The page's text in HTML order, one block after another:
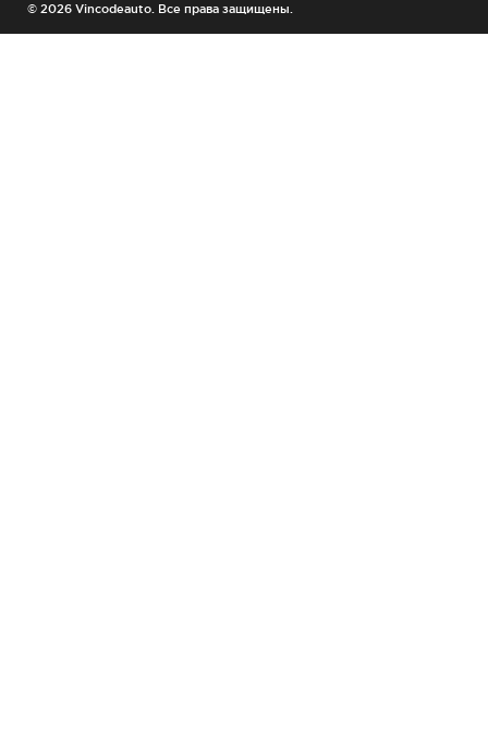
© 2026 Vincodeauto. Все права защищены.